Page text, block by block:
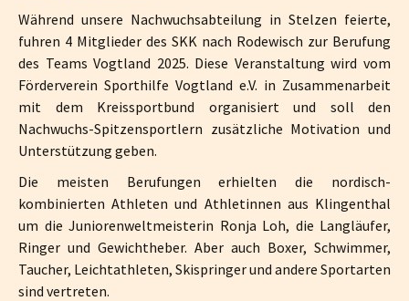
Während unsere Nachwuchsabteilung in Stelzen feierte,
fuhren 4 Mitglieder des SKK nach Rodewisch zur Berufung
des Teams Vogtland 2025. Diese Veranstaltung wird vom
Förderverein Sporthilfe Vogtland e.V. in Zusammenarbeit
mit dem Kreissportbund organisiert und soll den
Nachwuchs-Spitzensportlern zusätzliche Motivation und
Unterstützung geben.
Die meisten Berufungen erhielten die nordisch-
kombinierten Athleten und Athletinnen aus Klingenthal
um die Juniorenweltmeisterin Ronja Loh, die Langläufer,
Ringer und Gewichtheber. Aber auch Boxer, Schwimmer,
Taucher, Leichtathleten, Skispringer und andere Sportarten
sind vertreten.